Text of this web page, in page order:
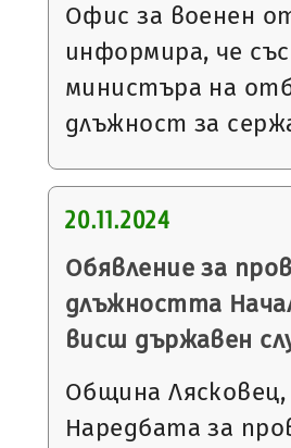
Офис за военен
информира, че
министъра на
длъжност за
20.11.2024
Обявление за
длъжността
висш държавен
Община Лясковец,
Наредбата за